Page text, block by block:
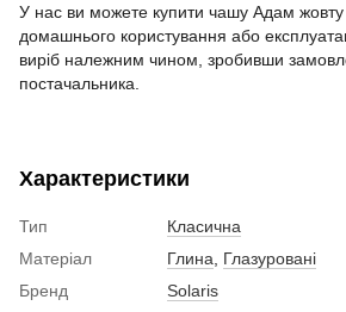
У нас ви можете купити чашу Адам
домашнього користування або
виріб належним чином, зробивши
постачальника.
Характеристики
Тип
Класична
Матеріал
Глина
Глазуровані
Бренд
Solaris